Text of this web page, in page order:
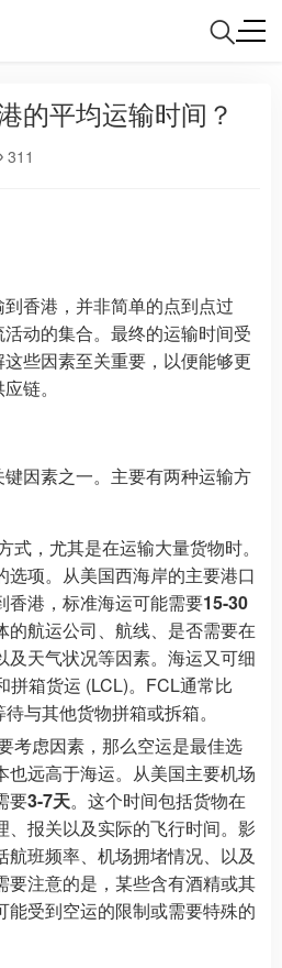
的平均运输时间？
311
到香港，并非简单的点到点过
动的集合。最终的运输时间受
些因素至关重要，以便能够更
链。
因素之一。主要有两种运输方
式，尤其是在运输大量货物时。
选项。从美国西海岸的主要港口
香港，标准海运可能需要15-30
的航运公司、航线、是否需要在
及天气状况等因素。海运又可细
拼箱货运 (LCL)。FCL通常比
与其他货物拼箱或拆箱。
考虑因素，那么空运是最佳选
也远高于海运。从美国主要机场
要3-7天。这个时间包括货物在
、报关以及实际的飞行时间。影
航班频率、机场拥堵情况、以及
要注意的是，某些含有酒精或其
能受到空运的限制或需要特殊的